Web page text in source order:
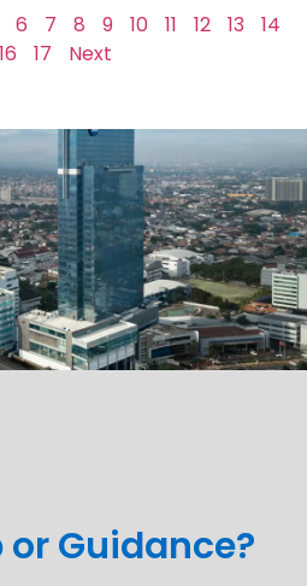
6 7 8 9 10 11 12 13
14
16 17 Next
or Guidance?